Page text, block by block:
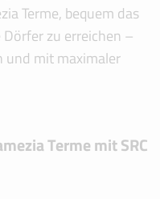
Terme, bequem das
zu erreichen –
und mit maximaler
Terme mit SRC